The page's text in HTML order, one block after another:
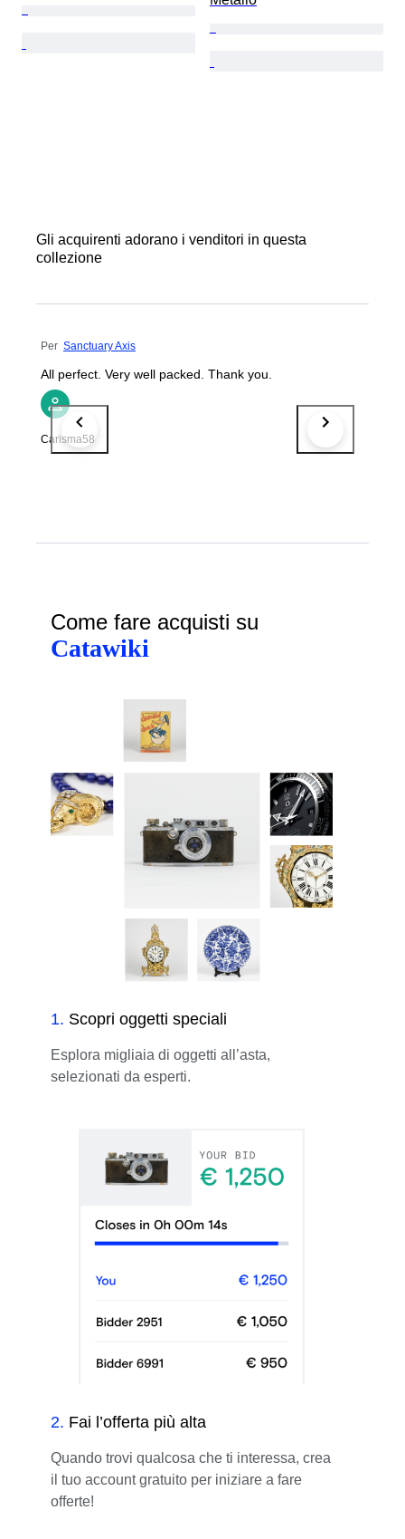
Gli acquirenti adorano i venditori in questa
collezione
Per Sanctuary Axis
All perfect. Very well packed. Thank you.
Carisma58
Come fare acquisti su
Catawiki
1. Scopri oggetti speciali
Esplora migliaia di oggetti all’asta,
selezionati da esperti.
2. Fai l’offerta più alta
Quando trovi qualcosa che ti interessa, crea
il tuo account gratuito per iniziare a fare
offerte!